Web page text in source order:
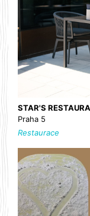
STAR'S
Praha 5
Restaurace